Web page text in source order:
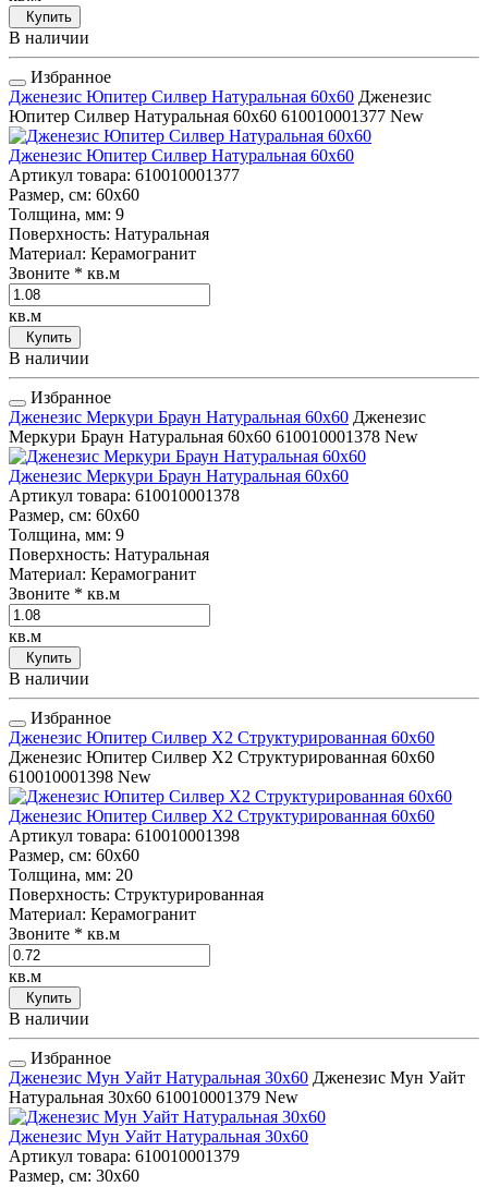
Купить
В наличии
Избранное
Дженезис Юпитер Силвер Натуральная 60x60 Дженезис
Юпитер Силвер Натуральная 60x60 610010001377 New
Дженезис Юпитер Силвер Натуральная 60x60
Артикул товара: 610010001377
Размер, см: 60x60
Толщина, мм: 9
Поверхность: Натуральная
Материал: Керамогранит
Звоните * кв.м
кв.м
Купить
В наличии
Избранное
Дженезис Меркури Браун Натуральная 60x60 Дженезис
Меркури Браун Натуральная 60x60 610010001378 New
Дженезис Меркури Браун Натуральная 60x60
Артикул товара: 610010001378
Размер, см: 60x60
Толщина, мм: 9
Поверхность: Натуральная
Материал: Керамогранит
Звоните * кв.м
кв.м
Купить
В наличии
Избранное
Дженезис Юпитер Силвер Х2 Структурированная 60x60
Дженезис Юпитер Силвер Х2 Структурированная 60x60
610010001398 New
Дженезис Юпитер Силвер Х2 Структурированная 60x60
Артикул товара: 610010001398
Размер, см: 60x60
Толщина, мм: 20
Поверхность: Структурированная
Материал: Керамогранит
Звоните * кв.м
кв.м
Купить
В наличии
Избранное
Дженезис Мун Уайт Натуральная 30x60 Дженезис Мун Уайт
Натуральная 30x60 610010001379 New
Дженезис Мун Уайт Натуральная 30x60
Артикул товара: 610010001379
Размер, см: 30x60